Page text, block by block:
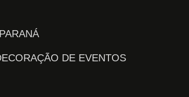
DE EVENTOS